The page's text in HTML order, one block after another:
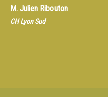
M. Julien Ribouton
CH Lyon Sud